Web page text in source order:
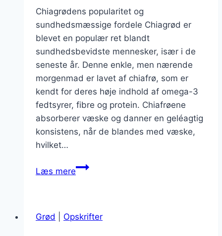
Chiagrødens popularitet og
sundhedsmæssige fordele Chiagrød er
blevet en populær ret blandt
sundhedsbevidste mennesker, især i de
seneste år. Denne enkle, men nærende
morgenmad er lavet af chiafrø, som er
kendt for deres høje indhold af omega-3
fedtsyrer, fibre og protein. Chiafrøene
absorberer væske og danner en geléagtig
konsistens, når de blandes med væske,
hvilket…
Læs mereChiagrød
frugt
Grød Opskrifter